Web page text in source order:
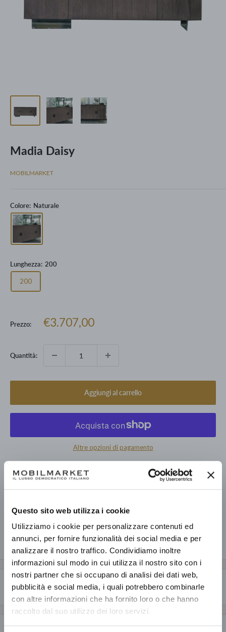
Questo sito web utilizza i cookie
Utilizziamo i cookie per personalizzare contenuti ed
annunci, per fornire funzionalità dei social media e per
analizzare il nostro traffico. Condividiamo inoltre
informazioni sul modo in cui utilizza il nostro sito con i
nostri partner che si occupano di analisi dei dati web,
pubblicità e social media, i quali potrebbero combinarle
con altre informazioni che ha fornito loro o che hanno
raccolto dal suo utilizzo dei loro servizi.
Madia Daisy
MOBILMARKET
Colore: Naturale
Lunghezza: 200
200
Prezzo:
Prezzo
€3.707,00
Quantità:
Aggiungi al carrello
Altre opzioni di pagamento
Prelevamento disponibile presso Mobilmarket - Magazzino Figline
Informazioni sul negozio
Condividi questo prodotto
Descrizione
CARATTERISTICHE GENERALI